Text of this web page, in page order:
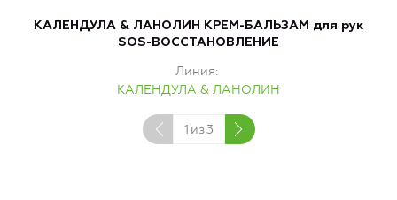
КАЛЕНДУЛА & ЛАНОЛИН КРЕМ-БАЛЬЗАМ для рук
SOS-ВОССТАНОВЛЕНИЕ
Линия
КАЛЕНДУЛА & ЛАНОЛИН
1 из3